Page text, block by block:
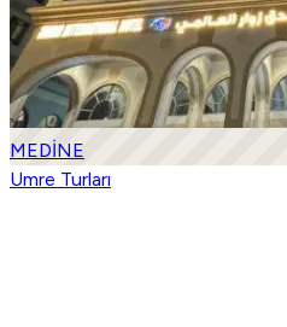
MEDİNE
Umre Turları